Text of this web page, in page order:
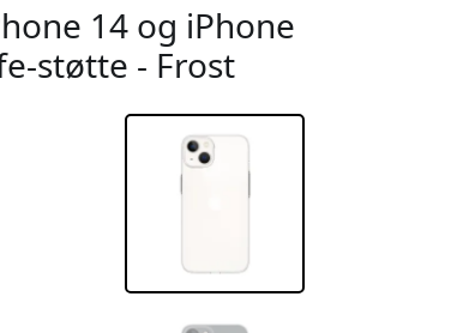
14 og iPhone
støtte - Frost